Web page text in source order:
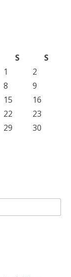
S
S
1
2
8
9
15
16
22
23
29
30